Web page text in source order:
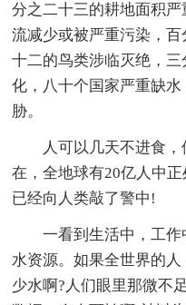
分之二十三的耕地面积
流减少或被严重污染，
十二的鸟类涉临灭绝，
化，八十个国家严重缺
胁。
人可以几天不进食
在，全地球有20亿人中
已经向人类敲了警中!
一看到生活中，工
水资源。如果全世界的
少水啊?人们眼里那微不